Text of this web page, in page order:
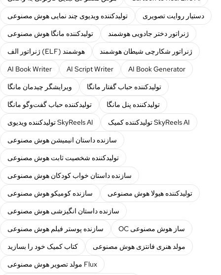
تولیدکننده ویدیوی چند نمایی هوش مصنوعی
دستیار روایت تصویری
تولیدکننده مانگا هوش مصنوعی
ژنراتور دختر جادویی هوشمند
ژنراتور الف (ELF) هوشمند
ژنراتور شکارچی شیطان هوشمند
AI Book Writer
AI Script Writer
AI Book Generator
ویرایشگر چیدمان مانگا
تولیدکننده حباب گفتار مانگا
تولیدکننده حباب گفت‌وگو مانگا
تولیدکننده پنل مانگا
تولیدکننده ویدیوی SkyReels AI
تولیدکننده کمیک SkyReels AI
سازنده داستان انیمیشن هوش مصنوعی
تولیدکننده شخصیت ثابت هوش مصنوعی
سازنده داستان خواب کودکان هوش مصنوعی
سازنده کومیکو هوش مصنوعی
تولیدکننده هیولا هوش مصنوعی
سازنده داستان انگیزشی هوش مصنوعی
سازنده پوستر فیلم هوش مصنوعی
OC ساز هوش مصنوعی
کتاب کمیک خود را بسازید
مولد هنری فانتزی هوش مصنوعی
مولد تصویر هوش مصنوعی Flux